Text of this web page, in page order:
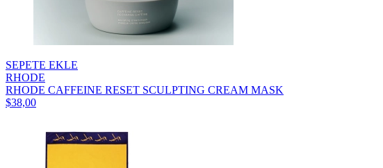
SEPETE EKLE
RHODE
RHODE CAFFEINE RESET SCULPTING CREAM MASK
$38,00